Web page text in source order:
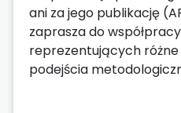
ani za jego publikację
zaprasza do
reprezentujących
podejścia